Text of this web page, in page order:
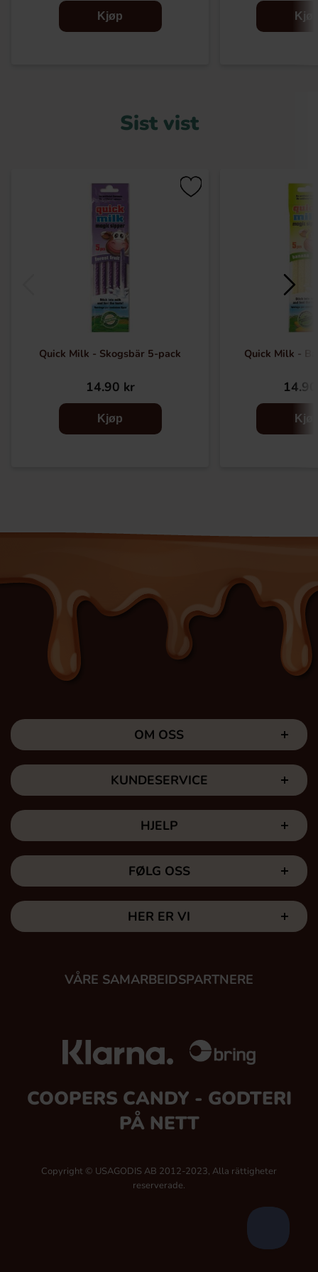
Kjøp
Sist vist
Quick Milk - Skogsbär 5-pack
14.90 kr
Kjøp
Quick Milk -
OM OSS
KUNDESERVICE
HJELP
FØLG OSS
HER ER VI
VÅRE SAMARBEIDSPARTNERE
COOPERS CANDY - GODTERI
PÅ NETT
Copyright © USAGODIS AB 2012-2023, Alla rättigheter
reserverade.